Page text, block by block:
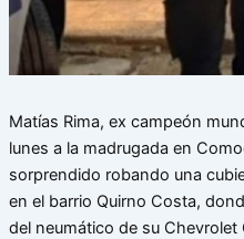
Matías Rima, ex campeón
lunes a la madrugada en
sorprendido robando una
en el barrio Quirno Costa,
del neumático de su Chevrolet